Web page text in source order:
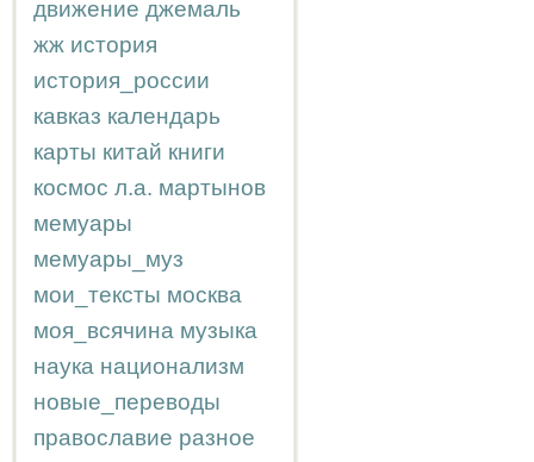
движение джемаль
жж история
история_россии
кавказ календарь
карты китай книги
космос л.а. мартынов
мемуары
мемуары_муз
мои_тексты москва
моя_всячина музыка
наука национализм
новые_переводы
православие разное